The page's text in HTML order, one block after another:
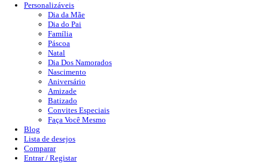
Personalizáveis
Dia da Mãe
Dia do Pai
Família
Páscoa
Natal
Dia Dos Namorados
Nascimento
Aniversário
Amizade
Batizado
Convites Especiais
Faça Você Mesmo
Blog
Lista de desejos
Comparar
Entrar / Registar